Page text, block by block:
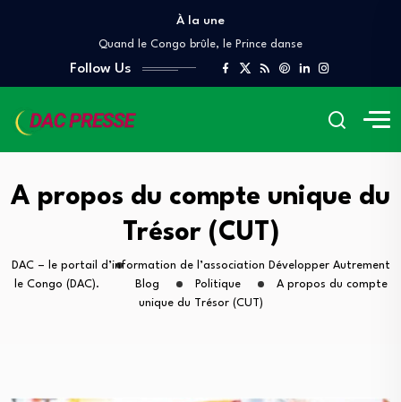
À la une
Denis Sassou Nguesso, le Scorpion, et les…
Quand le Congo brûle, le Prince danse
À QUAND UN AUDIT INDÉPENDANT DES GRANDS…
Lettre ouverte A Mr Pierre Mabiala, Ministre…
COUR DES COMPTES ET DE DISCIPLINE BUDGÉTAIRE
À QUAND UN AUDIT INDÉPENDANT DES GRANDS…
Follow Us
A propos du compte unique du
Trésor (CUT)
DAC – le portail d’information de l’association Développer Autrement
le Congo (DAC).
Blog Politique
A propos du compte
unique du Trésor (CUT)